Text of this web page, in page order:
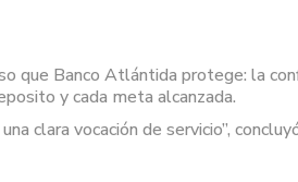
que Banco Atlántida protege: la
y cada meta alcanzada.
clara vocación de servicio”,